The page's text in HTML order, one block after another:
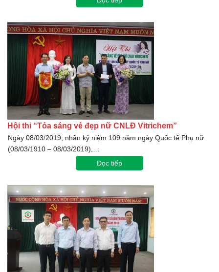
Hội thi “Tỏa sáng vẻ đẹp nữ CNLĐ Vitrichem”
Ngày 08/03/2019, nhân kỷ niệm 109 năm ngày Quốc tế Phụ nữ
(08/03/1910 – 08/03/2019),…
Đọc tiếp